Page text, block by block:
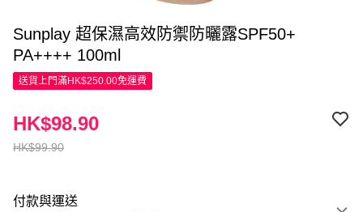
Sunplay 超保濕高效防禦防曬露SPF50+
PA++++ 100ml
送貨上門滿HK$250.00免運費
HK$99.90
HK$98.90
付款與運送